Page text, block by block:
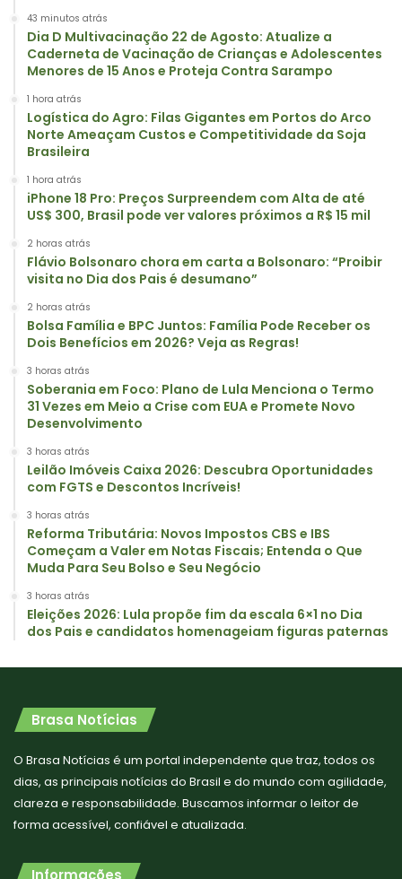
43 minutos atrás
Dia D Multivacinação 22 de Agosto: Atualize a
Caderneta de Vacinação de Crianças e Adolescentes
Menores de 15 Anos e Proteja Contra Sarampo
1 hora atrás
Logística do Agro: Filas Gigantes em Portos do Arco
Norte Ameaçam Custos e Competitividade da Soja
Brasileira
1 hora atrás
iPhone 18 Pro: Preços Surpreendem com Alta de até
US$ 300, Brasil pode ver valores próximos a R$ 15 mil
2 horas atrás
Flávio Bolsonaro chora em carta a Bolsonaro: “Proibir
visita no Dia dos Pais é desumano”
2 horas atrás
Bolsa Família e BPC Juntos: Família Pode Receber os
Dois Benefícios em 2026? Veja as Regras!
3 horas atrás
Soberania em Foco: Plano de Lula Menciona o Termo
31 Vezes em Meio a Crise com EUA e Promete Novo
Desenvolvimento
3 horas atrás
Leilão Imóveis Caixa 2026: Descubra Oportunidades
com FGTS e Descontos Incríveis!
3 horas atrás
Reforma Tributária: Novos Impostos CBS e IBS
Começam a Valer em Notas Fiscais; Entenda o Que
Muda Para Seu Bolso e Seu Negócio
3 horas atrás
Eleições 2026: Lula propõe fim da escala 6×1 no Dia
dos Pais e candidatos homenageiam figuras paternas
Brasa Notícias
O Brasa Notícias é um portal independente que traz, todos os
dias, as principais notícias do Brasil e do mundo com agilidade,
clareza e responsabilidade. Buscamos informar o leitor de
forma acessível, confiável e atualizada.
Informações